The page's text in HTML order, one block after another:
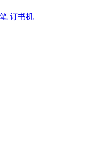
订书机